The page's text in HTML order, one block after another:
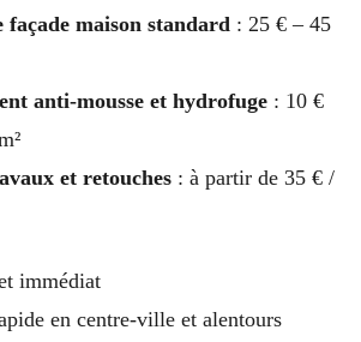
façade maison standard: 25 € – 45
anti-mousse et hydrofuge: 10 €
et retouches: à partir de 35 € /
immédiat
en centre-ville et alentours